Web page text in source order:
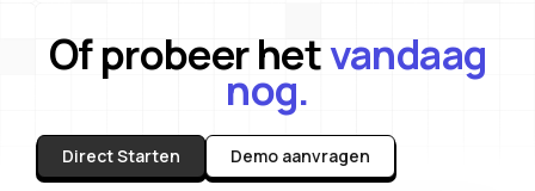
Of probeer hetvandaag
nog.
Direct Starten Demo aanvragen